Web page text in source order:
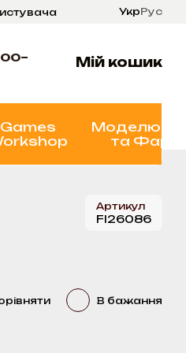
УкрРус
Мій кошик
Games
та
Артикул
FI26086
В бажання